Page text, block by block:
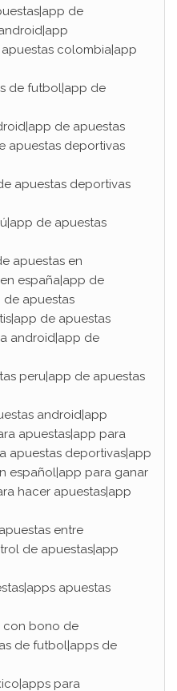
de
colombia|app
de futbol|app de
de apuestas
apuestas deportivas
apuestas deportivas
de apuestas
apuestas en
españa|app de
de apuestas
de apuestas
android|app de
peru|app de apuestas
android|app
apuestas|app para
apuestas deportivas|app
español|app para ganar
hacer apuestas|app
entre
de apuestas|app
apuestas
con bono de
de futbol|apps de
para